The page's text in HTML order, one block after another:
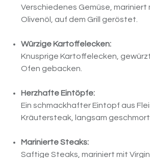
Verschiedenes Gemüse,
Olivenöl, auf dem Grill geröstet.
Würzige Kartoffelecken:
Knusprige Kartoffelecken,
Ofen gebacken.
Herzhafte Eintöpfe:
Ein schmackhafter Eintopf aus
Kräutersteak, langsam geschmort.
Marinierte Steaks:
Saftige Steaks, mariniert mit